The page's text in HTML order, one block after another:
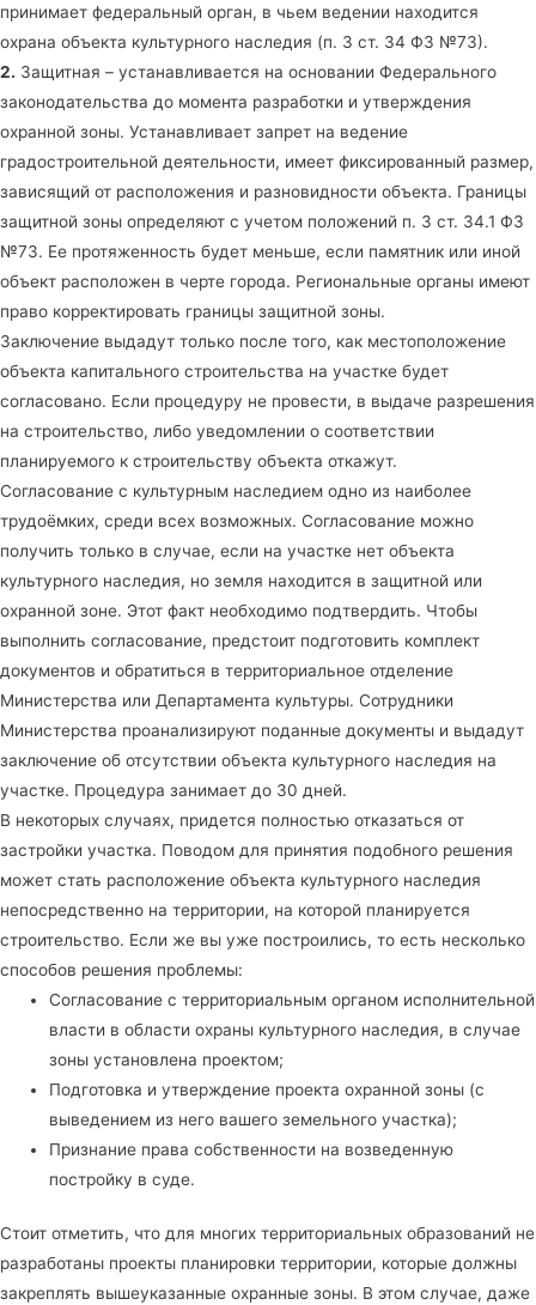
принимает федеральный орган, в чьем ведении находится
охрана объекта культурного наследия (п. 3 ст. 34 ФЗ №73).
2. Защитная – устанавливается на основании Федерального
законодательства до момента разработки и утверждения
охранной зоны. Устанавливает запрет на ведение
градостроительной деятельности, имеет фиксированный размер,
зависящий от расположения и разновидности объекта. Границы
защитной зоны определяют с учетом положений п. 3 ст. 34.1 ФЗ
№73. Ее протяженность будет меньше, если памятник или иной
объект расположен в черте города. Региональные органы имеют
право корректировать границы защитной зоны.
Заключение выдадут только после того, как местоположение
объекта капитального строительства на участке будет
согласовано. Если процедуру не провести, в выдаче разрешения
на строительство, либо уведомлении о соответствии
планируемого к строительству объекта откажут.
Согласование с культурным наследием одно из наиболее
трудоёмких, среди всех возможных. Согласование можно
получить только в случае, если на участке нет объекта
культурного наследия, но земля находится в защитной или
охранной зоне. Этот факт необходимо подтвердить. Чтобы
выполнить согласование, предстоит подготовить комплект
документов и обратиться в территориальное отделение
Министерства или Департамента культуры. Сотрудники
Министерства проанализируют поданные документы и выдадут
заключение об отсутствии объекта культурного наследия на
участке. Процедура занимает до 30 дней.
В некоторых случаях, придется полностью отказаться от
застройки участка. Поводом для принятия подобного решения
может стать расположение объекта культурного наследия
непосредственно на территории, на которой планируется
строительство. Если же вы уже построились, то есть несколько
способов решения проблемы:
Согласование с территориальным органом исполнительной
власти в области охраны культурного наследия, в случае
зоны установлена проектом;
Подготовка и утверждение проекта охранной зоны (с
выведением из него вашего земельного участка);
Признание права собственности на возведенную
постройку в суде.
Стоит отметить, что для многих территориальных образований не
разработаны проекты планировки территории, которые должны
закреплять вышеуказанные охранные зоны. В этом случае, даже